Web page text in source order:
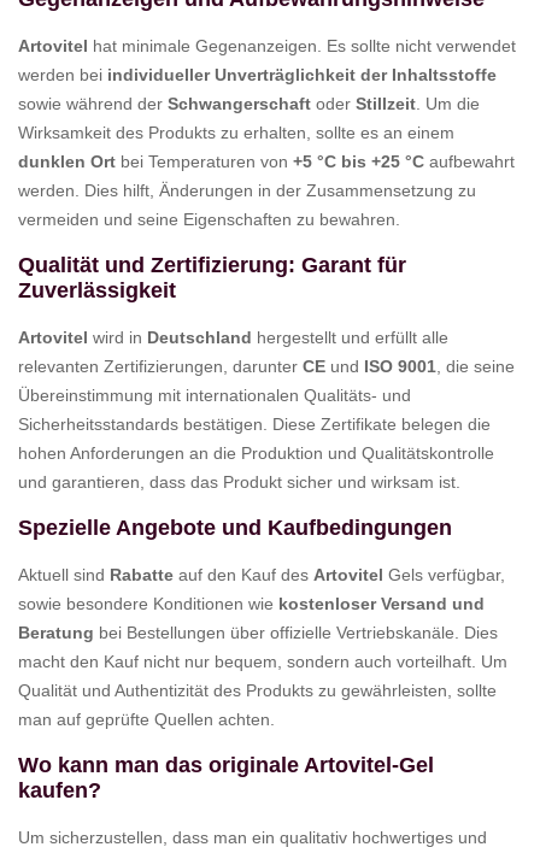
Artovitel hat minimale Gegenanzeigen. Es sollte nicht verwendet
werden bei individueller Unverträglichkeit der Inhaltsstoffe
sowie während der Schwangerschaft oder Stillzeit . Um die
Wirksamkeit des Produkts zu erhalten, sollte es an einem
dunklen Ort bei Temperaturen von +5 °C bis +25 °C aufbewahrt
werden. Dies hilft, Änderungen in der Zusammensetzung zu
vermeiden und seine Eigenschaften zu bewahren.
Qualität und Zertifizierung: Garant für
Zuverlässigkeit
Artovitel wird in Deutschland hergestellt und erfüllt alle
relevanten Zertifizierungen, darunter CE und ISO 9001 , die seine
Übereinstimmung mit internationalen Qualitäts- und
Sicherheitsstandards bestätigen. Diese Zertifikate belegen die
hohen Anforderungen an die Produktion und Qualitätskontrolle
und garantieren, dass das Produkt sicher und wirksam ist.
Spezielle Angebote und Kaufbedingungen
Aktuell sind Rabatte auf den Kauf des Artovitel Gels verfügbar,
sowie besondere Konditionen wie kostenloser Versand und
Beratung bei Bestellungen über offizielle Vertriebskanäle. Dies
macht den Kauf nicht nur bequem, sondern auch vorteilhaft. Um
Qualität und Authentizität des Produkts zu gewährleisten, sollte
man auf geprüfte Quellen achten.
Wo kann man das originale Artovitel-Gel
kaufen?
Um sicherzustellen, dass man ein qualitativ hochwertiges und